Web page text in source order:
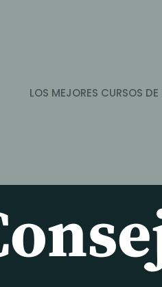
LOS MEJORES CURSOS DE